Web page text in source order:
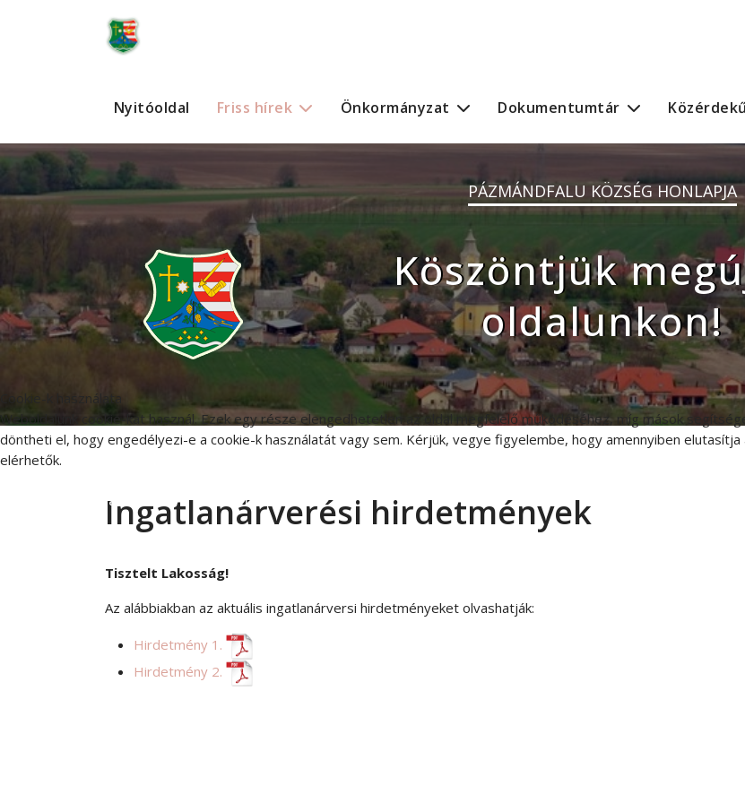
Nyitóoldal Friss hírek Önkormányzat Dokumentumtár
PÁZMÁNDFALU KÖZSÉG HONLAPJA
Köszöntjük
oldalunkon!
Ingatlanárverési hirdetmények
Tisztelt Lakosság!
Az alábbiakban az aktuális ingatlanárversi hirdetményeket olvashatják:
Hirdetmény 1.
Hirdetmény 2.
Cookie-k használata
Weboldalunk cookie-kat használ. Ezek egy része elengedhetetlen az oldal megfelelő működéséhez, míg mások
döntheti el, hogy engedélyezi-e a cookie-k használatát vagy sem. Kérjük, vegye figyelembe, hogy amennyiben
elérhetők.
Elfogadás Elutasítás